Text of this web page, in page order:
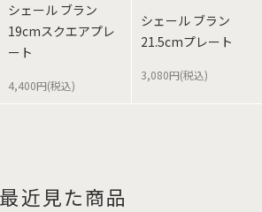
シェール ブラン
19cmスクエアプレ
ート
4,400円(税込)
シェール ブラン
21.5cmプレート
3,080円(税込)
最近見た商品